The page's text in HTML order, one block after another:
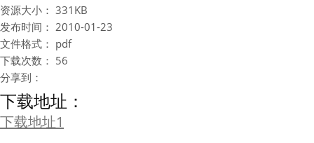
资源大小： 331KB
发布时间： 2010-01-23
文件格式： pdf
下载次数： 56
分享到：
下载地址：
下载地址1